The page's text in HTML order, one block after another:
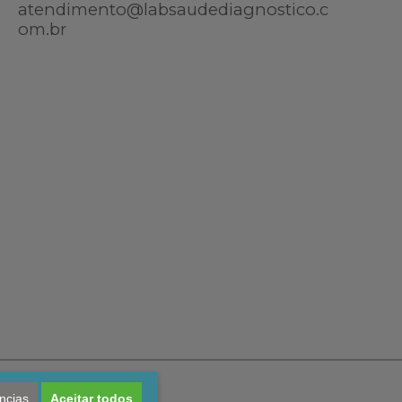
atendimento@labsaudediagnostico.c
om.br
Aceitar todos